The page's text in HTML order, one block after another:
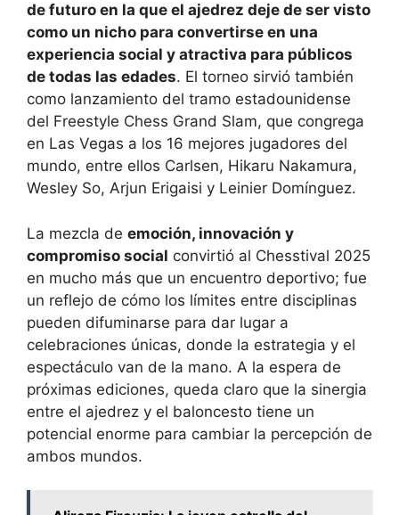
de futuro en la que el ajedrez deje de ser visto
como un nicho para convertirse en una
experiencia social y atractiva para públicos
de todas las edades. El torneo sirvió también
como lanzamiento del tramo estadounidense
del Freestyle Chess Grand Slam, que congrega
en Las Vegas a los 16 mejores jugadores del
mundo, entre ellos Carlsen, Hikaru Nakamura,
Wesley So, Arjun Erigaisi y Leinier Domínguez.
La mezcla de emoción, innovación y
compromiso social convirtió al Chesstival 2025
en mucho más que un encuentro deportivo; fue
un reflejo de cómo los límites entre disciplinas
pueden difuminarse para dar lugar a
celebraciones únicas, donde la estrategia y el
espectáculo van de la mano. A la espera de
próximas ediciones, queda claro que la sinergia
entre el ajedrez y el baloncesto tiene un
potencial enorme para cambiar la percepción de
ambos mundos.